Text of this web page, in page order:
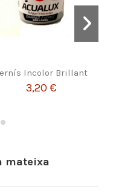
Incolor Brillant
3,20 €
mateixa